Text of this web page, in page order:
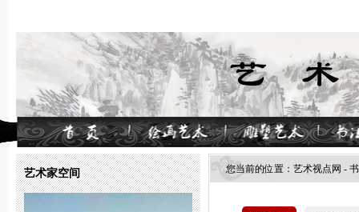
艺术家空间 您当前的位置： 艺术视点网 -